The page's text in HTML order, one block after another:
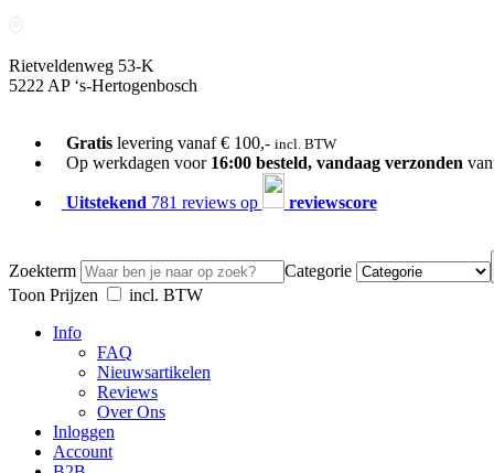
Rietveldenweg 53-K
5222 AP ‘s-Hertogenbosch
Gratislevering vanaf € 100,- incl. BTW
Op werkdagen voor 16:00 besteld, vandaag verzonden
Uitstekend 781 reviews op reviewscore
Zoekterm
Categorie
Toon Prijzen
incl. BTW
Info
FAQ
Nieuwsartikelen
Reviews
Over Ons
Inloggen
Account